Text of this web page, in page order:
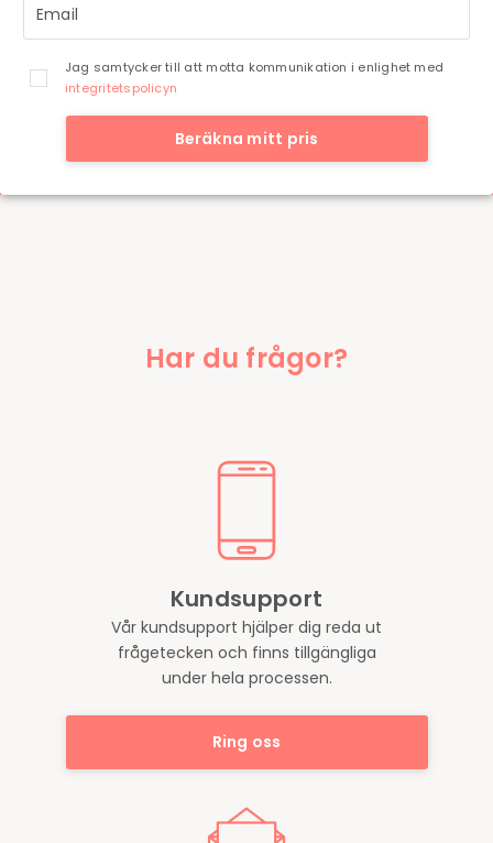
Jag samtycker till att motta kommunikation i enlighet med
integritetspolicyn
Beräkna mitt pris
Har du frågor?
Kundsupport
Vår kundsupport hjälper dig reda ut
frågetecken och finns tillgängliga
under hela processen.
Ring oss